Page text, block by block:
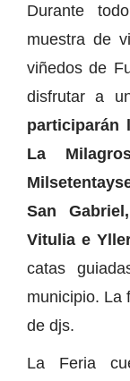
Durante
muestra de
viñedos de
disfrutar a
participarán
La
San
Vitulia e
catas
municipio. La
de djs.
La Feria